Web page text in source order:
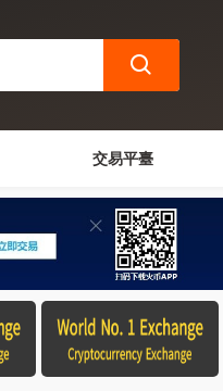
交易平臺